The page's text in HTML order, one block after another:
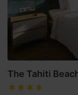
The Tahiti